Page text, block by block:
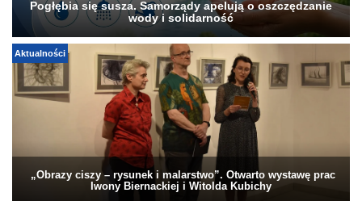
Pogłębia się susza. Samorządy apelują o oszczędzanie
wody i solidarność
Aktualności
„Obrazy ciszy – rysunek i malarstwo”. Otwarto wystawę prac
Iwony Biernackiej i Witolda Kubichy